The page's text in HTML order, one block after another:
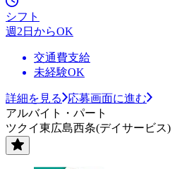
シフト
週2日からOK
交通費支給
未経験OK
詳細を見る
応募画面に進む
アルバイト・パート
ツクイ東広島西条(デイサービス)